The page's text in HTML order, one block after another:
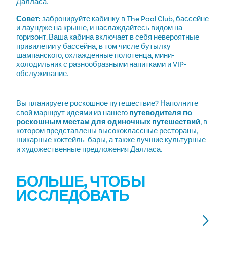
Совет: забронируйте кабинку в The Pool Club, бассейне
и лаундже на крыше, и наслаждайтесь видом на
горизонт. Ваша кабина включает в себя невероятные
привилегии у бассейна, в том числе бутылку
шампанского, охлажденные полотенца, мини-
холодильник с разнообразными напитками и VIP-
обслуживание.
Вы планируете роскошное путешествие? Наполните
свой маршрут идеями из нашего путеводителя по
роскошным местам для одиночных путешествий, в
котором представлены высококлассные рестораны,
шикарные коктейль-бары, а также лучшие культурные
и художественные предложения Далласа.
БОЛЬШЕ, ЧТОБЫ
ИССЛЕДОВАТЬ